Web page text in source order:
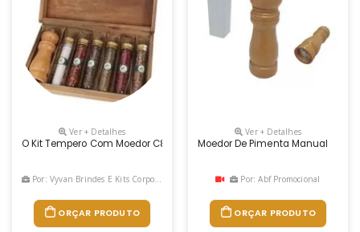
Ver + Detalhes
O Kit Tempero Com Moedor C830 Em Caixa De Madeira Envelhecida
Por: Vyvan Brindes E Kits Corporativos
ORÇAR PRODUTO
Ver + Detalhes
Moedor De Pimenta Manual
Por: Abf Promocional
ORÇAR PRODUTO